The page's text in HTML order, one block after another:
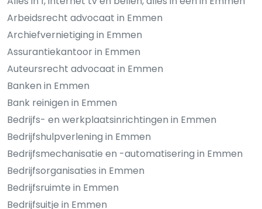
Arbeidsrecht advocaat in Emmen
Archiefvernietiging in Emmen
Assurantiekantoor in Emmen
Auteursrecht advocaat in Emmen
Banken in Emmen
Bank reinigen in Emmen
Bedrijfs- en werkplaatsinrichtingen in Emmen
Bedrijfshulpverlening in Emmen
Bedrijfsmechanisatie en -automatisering in Emmen
Bedrijfsorganisaties in Emmen
Bedrijfsruimte in Emmen
Bedrijfsuitje in Emmen